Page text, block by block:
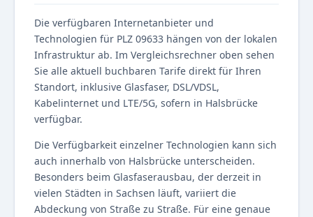
Die verfügbaren Internetanbieter und
Technologien für PLZ 09633 hängen von der lokalen
Infrastruktur ab. Im Vergleichsrechner oben sehen
Sie alle aktuell buchbaren Tarife direkt für Ihren
Standort, inklusive Glasfaser, DSL/VDSL,
Kabelinternet und LTE/5G, sofern in Halsbrücke
verfügbar.
Die Verfügbarkeit einzelner Technologien kann sich
auch innerhalb von Halsbrücke unterscheiden.
Besonders beim Glasfaserausbau, der derzeit in
vielen Städten in Sachsen läuft, variiert die
Abdeckung von Straße zu Straße. Für eine genaue